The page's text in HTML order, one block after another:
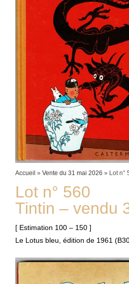
Accueil » Vente du 31 mai 2026 » Lot n°
Lot n° 560
Tintin – vendu
[ Estimation 100 – 150 ]
Le Lotus bleu, édition de 1961